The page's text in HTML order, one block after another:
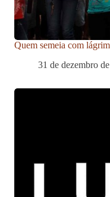
Quem semeia com
31 de dezembro